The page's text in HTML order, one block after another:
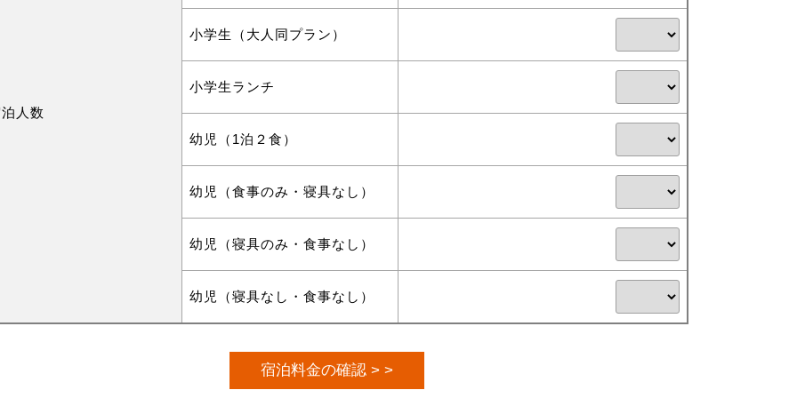
人数
小学生（大人同プラン）
小学生ランチ
幼児（1泊２食）
幼児（食事のみ・寝具なし）
幼児（寝具のみ・食事なし）
幼児（寝具なし・食事なし）
宿泊料金の確認 > >